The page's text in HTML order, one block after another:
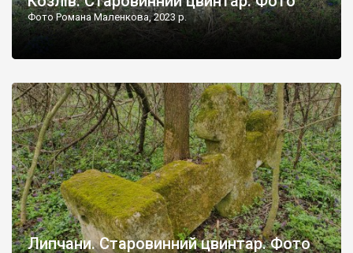
Фото Романа Маленкова, 2023 р.
Липчани. Старовинний цвинтар. Фото